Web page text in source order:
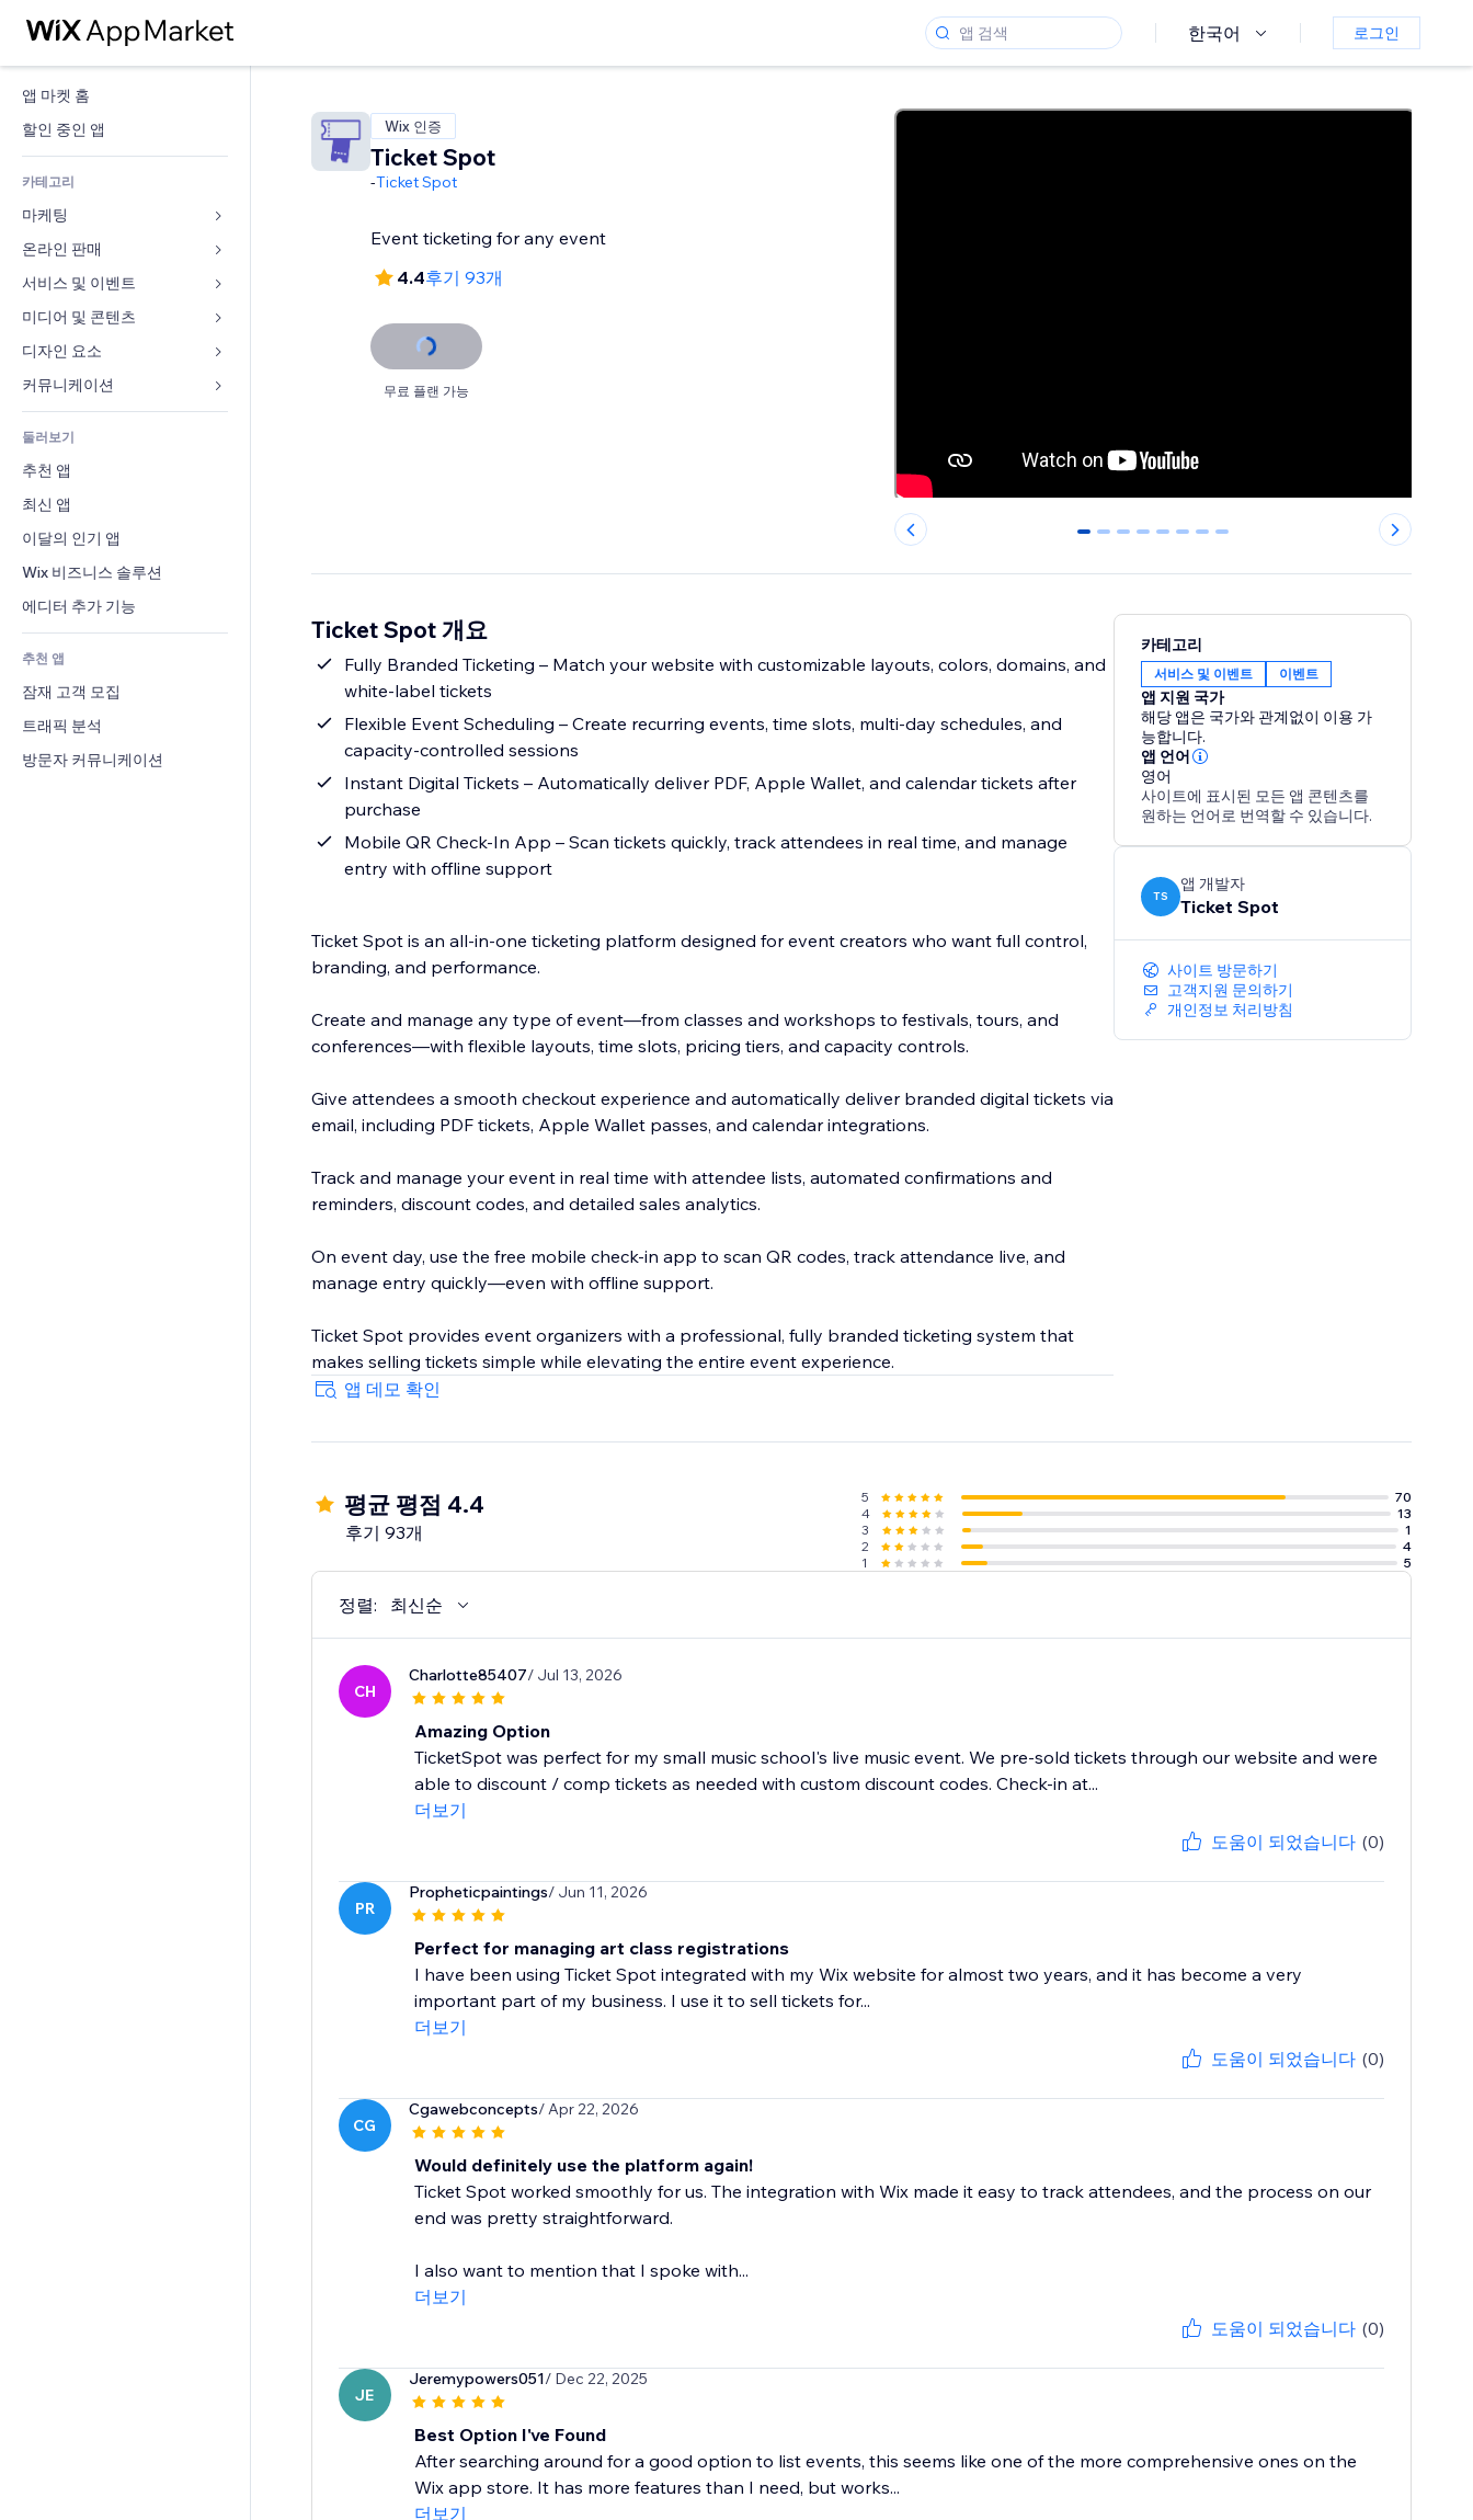
한국어 로그인
앱 마켓 홈
할인 중인 앱
카테고리
마케팅
광고
모바일
사이트 통계
사이트 목록
이메일
온라인 판매
쇼핑몰 관련 앱
배송
판매 버튼
회계
쿠폰 및 로열티
창고 서비스
식품 및 음료
서비스 및 이벤트
호텔
이벤트
음식점
부동산
예약
미디어 및 콘텐츠
갤러리
뮤직
팟캐스트
사진
동영상
PDF
파일 공유
소식
디자인 요소
지도 및 내비게이션
개인정보 및 보안
시계
페이지 템플릿
이미지 효과
버튼 & 메뉴
배너 및 배지
계산기
검색
일기예보
차트 및 표
양식
블로그
설문
채팅
메모
전화번호
커뮤니티
평가와 후기
CRM
둘러보기
추천 앱
최신 앱
이달의 인기 앱
Wix 비즈니스 솔루션
에디터 추가 기능
추천 앱
잠재 고객 모집
트래픽 분석
방문자 커뮤니케이션
Wix 인증
Ticket Spot
-Ticket Spot
Event ticketing for any event
4.4후기 93개
무료 플랜 가능
0 1 2 3 4 5 6 7
Ticket Spot 개요
Fully Branded Ticketing – Match your website with customizable layouts, colors, domains, and
white-label tickets
Flexible Event Scheduling – Create recurring events, time slots, multi-day schedules, and
capacity-controlled sessions
Instant Digital Tickets – Automatically deliver PDF, Apple Wallet, and calendar tickets after
purchase
Mobile QR Check-In App – Scan tickets quickly, track attendees in real time, and manage
entry with offline support
Ticket Spot is an all-in-one ticketing platform designed for event creators who want full control,
branding, and performance.
Create and manage any type of event—from classes and workshops to festivals, tours, and
conferences—with flexible layouts, time slots, pricing tiers, and capacity controls.
Give attendees a smooth checkout experience and automatically deliver branded digital tickets via
email, including PDF tickets, Apple Wallet passes, and calendar integrations.
Track and manage your event in real time with attendee lists, automated confirmations and
reminders, discount codes, and detailed sales analytics.
On event day, use the free mobile check-in app to scan QR codes, track attendance live, and
manage entry quickly—even with offline support.
Ticket Spot provides event organizers with a professional, fully branded ticketing system that
makes selling tickets simple while elevating the entire event experience.
앱 데모 확인
카테고리
서비스 및 이벤트 이벤트
앱 지원 국가
해당 앱은 국가와 관계없이 이용 가
능합니다.
앱 언어
영어
사이트에 표시된 모든 앱 콘텐츠를
원하는 언어로 번역할 수 있습니다.
TS
앱 개발자
Ticket Spot
사이트 방문하기
고객지원 문의하기
개인정보 처리방침
평균 평점 4.4
후기 93개
5
70
4
13
3
1
2
4
1
5
정렬: 최신순
CH
Charlotte85407/ Jul 13, 2026
Amazing Option
TicketSpot was perfect for my small music school's live music event. We pre-sold tickets through our website and were
able to discount / comp tickets as needed with custom discount codes. Check-in at...
더보기
도움이 되었습니다 (0)
PR
Propheticpaintings/ Jun 11, 2026
Perfect for managing art class registrations
I have been using Ticket Spot integrated with my Wix website for almost two years, and it has become a very
important part of my business. I use it to sell tickets for...
더보기
도움이 되었습니다 (0)
CG
Cgawebconcepts/ Apr 22, 2026
Would definitely use the platform again!
Ticket Spot worked smoothly for us. The integration with Wix made it easy to track attendees, and the process on our
end was pretty straightforward.
I also want to mention that I spoke with...
더보기
도움이 되었습니다 (0)
JE
Jeremypowers051/ Dec 22, 2025
Best Option I've Found
After searching around for a good option to list events, this seems like one of the more comprehensive ones on the
Wix app store. It has more features than I need, but works...
더보기